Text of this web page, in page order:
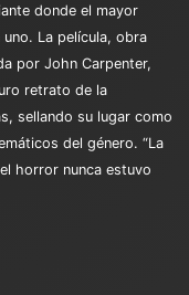
donde el mayor
La película, obra
por John Carpenter,
retrato de la
sellando su lugar como
del género. “La
horror nunca estuvo